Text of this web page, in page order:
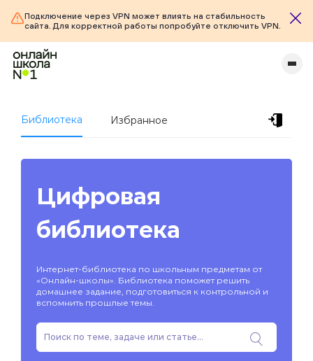
Подключение через VPN может влиять на стабильность
сайта. Для корректной работы попробуйте отключить VPN.
Библиотека Избранное
Цифровая
библиотека
Интернет-библиотека по школьным предметам от
«Онлайн-школы». Библиотека поможет решить
домашнее задание, подготовиться к контрольной и
вспомнить прошлые темы.